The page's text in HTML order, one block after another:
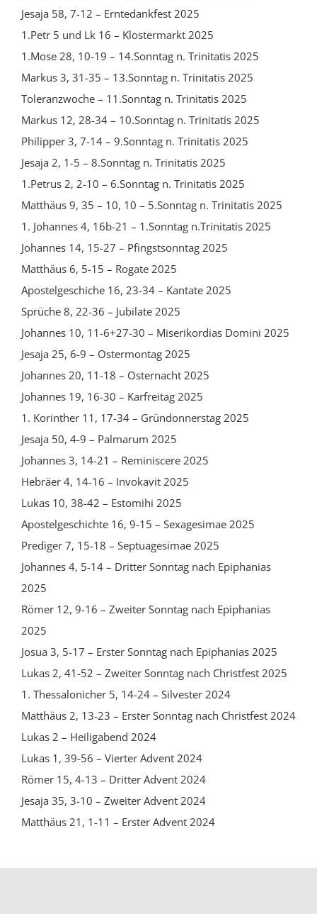
Jesaja 58, 7-12 – Erntedankfest 2025
1.Petr 5 und Lk 16 – Klostermarkt 2025
1.Mose 28, 10-19 – 14.Sonntag n. Trinitatis 2025
Markus 3, 31-35 – 13.Sonntag n. Trinitatis 2025
Toleranzwoche – 11.Sonntag n. Trinitatis 2025
Markus 12, 28-34 – 10.Sonntag n. Trinitatis 2025
Philipper 3, 7-14 – 9.Sonntag n. Trinitatis 2025
Jesaja 2, 1-5 – 8.Sonntag n. Trinitatis 2025
1.Petrus 2, 2-10 – 6.Sonntag n. Trinitatis 2025
Matthäus 9, 35 – 10, 10 – 5.Sonntag n. Trinitatis 2025
1. Johannes 4, 16b-21 – 1.Sonntag n.Trinitatis 2025
Johannes 14, 15-27 – Pfingstsonntag 2025
Matthäus 6, 5-15 – Rogate 2025
Apostelgeschiche 16, 23-34 – Kantate 2025
Sprüche 8, 22-36 – Jubilate 2025
Johannes 10, 11-6+27-30 – Miserikordias Domini 2025
Jesaja 25, 6-9 – Ostermontag 2025
Johannes 20, 11-18 – Osternacht 2025
Johannes 19, 16-30 – Karfreitag 2025
1. Korinther 11, 17-34 – Gründonnerstag 2025
Jesaja 50, 4-9 – Palmarum 2025
Johannes 3, 14-21 – Reminiscere 2025
Hebräer 4, 14-16 – Invokavit 2025
Lukas 10, 38-42 – Estomihi 2025
Apostelgeschichte 16, 9-15 – Sexagesimae 2025
Prediger 7, 15-18 – Septuagesimae 2025
Johannes 4, 5-14 – Dritter Sonntag nach Epiphanias
2025
Römer 12, 9-16 – Zweiter Sonntag nach Epiphanias
2025
Josua 3, 5-17 – Erster Sonntag nach Epiphanias 2025
Lukas 2, 41-52 – Zweiter Sonntag nach Christfest 2025
1. Thessalonicher 5, 14-24 – Silvester 2024
Matthäus 2, 13-23 – Erster Sonntag nach Christfest 2024
Lukas 2 – Heiligabend 2024
Lukas 1, 39-56 – Vierter Advent 2024
Römer 15, 4-13 – Dritter Advent 2024
Jesaja 35, 3-10 – Zweiter Advent 2024
Matthäus 21, 1-11 – Erster Advent 2024